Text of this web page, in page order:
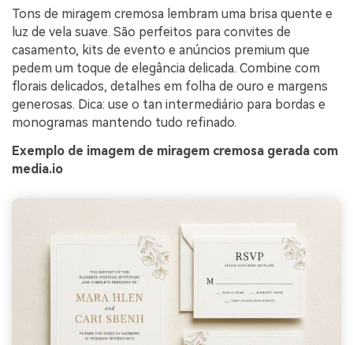
Tons de miragem cremosa lembram uma brisa quente e
luz de vela suave. São perfeitos para convites de
casamento, kits de evento e anúncios premium que
pedem um toque de elegância delicada. Combine com
florais delicados, detalhes em folha de ouro e margens
generosas. Dica: use o tan intermediário para bordas e
monogramas mantendo tudo refinado.
Exemplo de imagem de miragem cremosa gerada com
media.io